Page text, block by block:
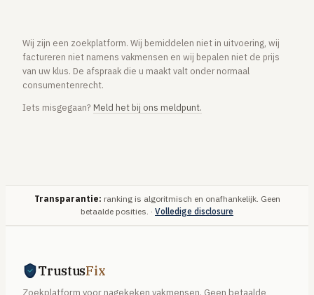
Wij zijn een zoekplatform. Wij bemiddelen niet in uitvoering, wij
factureren niet namens vakmensen en wij bepalen niet de prijs
van uw klus. De afspraak die u maakt valt onder normaal
consumentenrecht.
Iets misgegaan? Meld het bij ons meldpunt.
Transparantie: ranking is algoritmisch en onafhankelijk. Geen
betaalde posities. · Volledige disclosure
TrustusFix
Zoekplatform voor nagekeken vakmensen. Geen betaalde